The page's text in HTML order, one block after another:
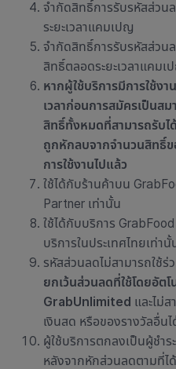
จำกัดสิทธิ์การรับรหัสส่วน
ระยะเวลาแคมเปญ
จำกัดสิทธิ์การรับรหัสส่วน
สิทธิ์ตลอดระยะเวลาแคมเ
หากผู้ใช้บริการมีการใช้งา
เวลาก่อนการสมัครเป็นสม
สิทธิ์ทั้งหมดที่สามารถรับไ
ถูกหักลบจากจำนวนสิทธิ์
การใช้งานไปแล้ว
ใช้ได้กับร้านค้าบน
Partner เท่านั้น
ใช้ได้กับบริการ
บริการในประเทศไทยเท่านั้
รหัสส่วนลดไม่สามารถใช้
ยกเว้นส่วนลดที่ใช้โดยอัต
GrabUnlimited และไม่
เงินสด หรือของรางวัลอื่นไ
ผู้ใช้บริการตกลงเป็นผู้ชำร
หลังจากหักส่วนลดตามที่ไ